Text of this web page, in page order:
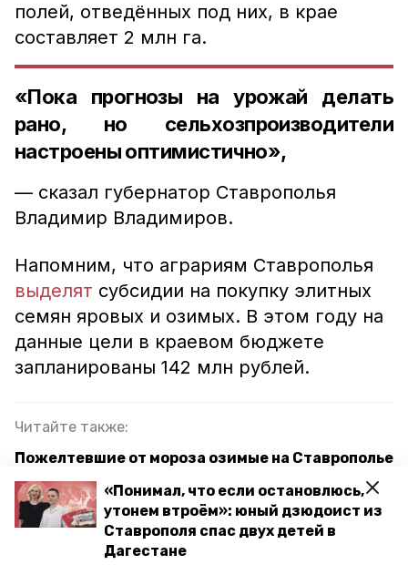
«Понимал, что если остановлюсь,
утонем втроём»: юный дзюдоист из
Ставрополя спас двух детей в
Дагестане
полей, отведённых под них, в крае
составляет 2 млн га.
«Пока прогнозы на урожай делать
рано, но сельхозпроизводители
настроены оптимистично»,
— сказал губернатор Ставрополья
Владимир Владимиров.
Напомним, что аграриям Ставрополья
выделят субсидии на покупку элитных
семян яровых и озимых. В этом году на
данные цели в краевом бюджете
запланированы 142 млн рублей.
Читайте также:
Пожелтевшие от мороза озимые на Ставрополье
ещё могут дать хороший урожай
Засуха или заморозки: почему пожелтели
озимые поля на Ставрополье